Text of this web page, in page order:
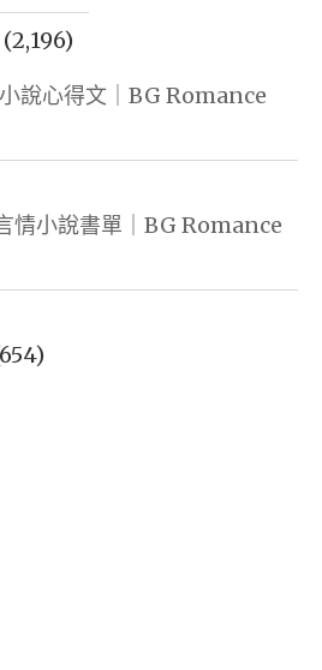
(2,196)
小說心得文｜BG Romance
情小說書單｜BG Romance